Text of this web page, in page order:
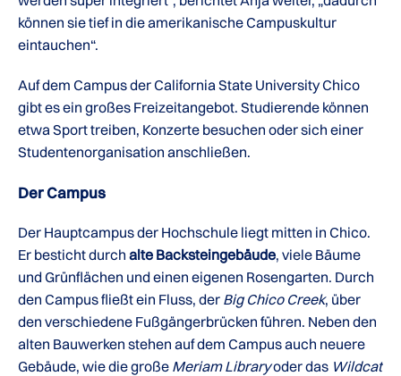
können sie tief in die amerikanische Campuskultur
eintauchen“.
Auf dem Campus der California State University Chico
gibt es ein großes Freizeitangebot. Studierende können
etwa Sport treiben, Konzerte besuchen oder sich einer
Studentenorganisation anschließen.
Der Campus
Der Hauptcampus der Hochschule liegt mitten in Chico.
Er besticht durch alte Backsteingebäude, viele Bäume
und Grünflächen und einen eigenen Rosengarten. Durch
den Campus fließt ein Fluss, der Big Chico Creek, über
den verschiedene Fußgängerbrücken führen. Neben den
alten Bauwerken stehen auf dem Campus auch neuere
Gebäude, wie die große Meriam Libraryoder das Wildcat